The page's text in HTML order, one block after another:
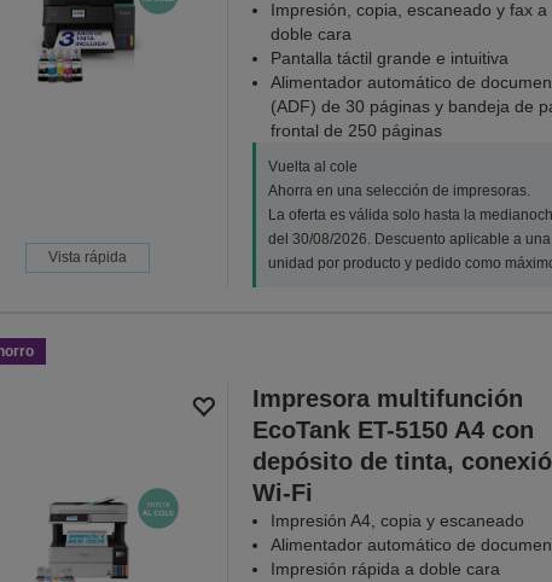
Vista rápida
Impresión, copia, escaneado y fax a
doble cara
Pantalla táctil grande e intuitiva
Alimentador automático de
(ADF) de 30 páginas y bandeja de
frontal de 250 páginas
Vuelta al cole
Ahorra en una selección de impresoras.
La oferta es válida solo hasta la
del 30/08/2026. Descuento aplicable a una
unidad por producto y pedido como
Impresora multifunción
EcoTank ET-5150 A4 con
depósito de tinta,
Wi-Fi
Impresión A4, copia y escaneado
Alimentador automático de
Impresión rápida a doble cara